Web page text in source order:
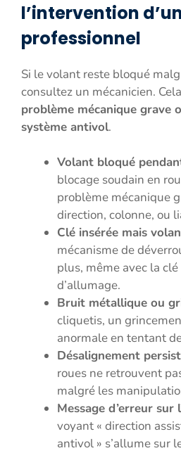
l’intervention
professionnel
Si le volant reste bloqué
consultez un mécanicien.
problème mécanique grave
système antivol.
Volant bloqué
blocage soudain en
problème mécanique
direction, colonne, ou
Clé insérée mais
mécanisme de
plus, même avec la
d’allumage.
Bruit métallique ou
cliquetis, un
anormale en tentant
Désalignement
roues ne retrouvent
malgré les
Message d’erreur sur
voyant « direction
antivol » s’allume sur